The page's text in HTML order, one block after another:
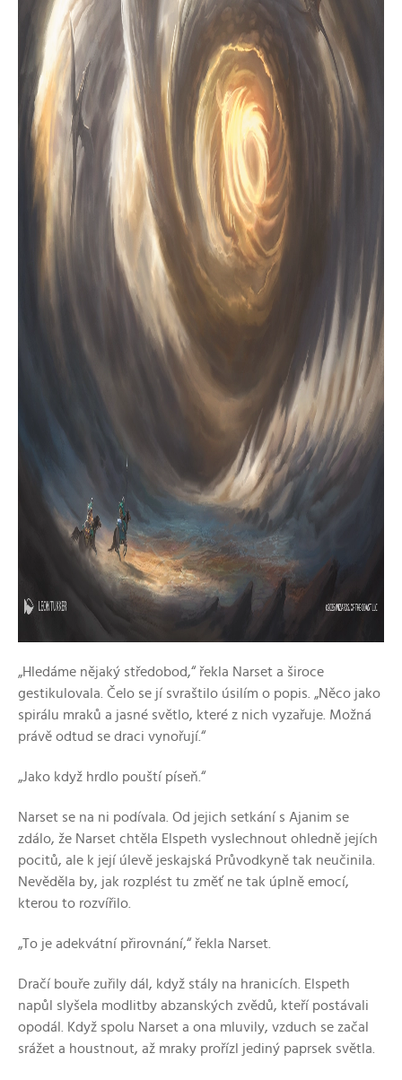
„Hledáme nějaký středobod,“ řekla Narset a široce
gestikulovala. Čelo se jí svraštilo úsilím o popis. „Něco jako
spirálu mraků a jasné světlo, které z nich vyzařuje. Možná
právě odtud se draci vynořují.“
„Jako když hrdlo pouští píseň.“
Narset se na ni podívala. Od jejich setkání s Ajanim se
zdálo, že Narset chtěla Elspeth vyslechnout ohledně jejích
pocitů, ale k její úlevě jeskajská Průvodkyně tak neučinila.
Nevěděla by, jak rozplést tu změť ne tak úplně emocí,
kterou to rozvířilo.
„To je adekvátní přirovnání,“ řekla Narset.
Dračí bouře zuřily dál, když stály na hranicích. Elspeth
napůl slyšela modlitby abzanských zvědů, kteří postávali
opodál. Když spolu Narset a ona mluvily, vzduch se začal
srážet a houstnout, až mraky prořízl jediný paprsek světla.